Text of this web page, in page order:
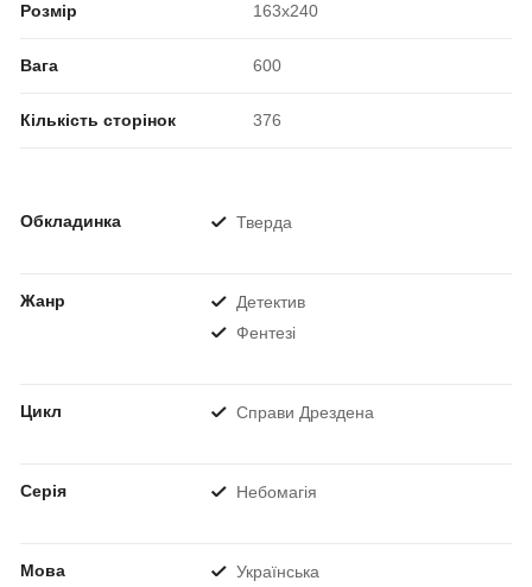
Розмір 163x240
Вага 600
Кількість сторінок 376
Обкладинка Тверда
Жанр
Детектив
Фентезі
Цикл Справи Дрездена
Серія Небомагія
Мова Українська